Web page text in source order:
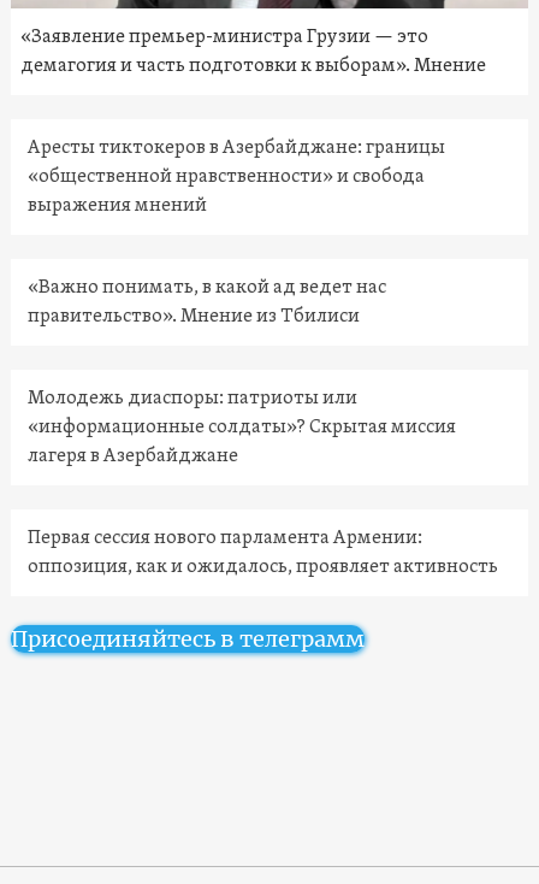
«Заявление премьер-министра Грузии — это
демагогия и часть подготовки к выборам». Мнение
Аресты тиктокеров в Азербайджане: границы
«общественной нравственности» и свобода
выражения мнений
«Важно понимать, в какой ад ведет нас
правительство». Мнение из Тбилиси
Молодежь диаспоры: патриоты или
«информационные солдаты»? Скрытая миссия
лагеря в Азербайджане
Первая сессия нового парламента Армении:
оппозиция, как и ожидалось, проявляет активность
Присоединяйтесь в телеграмм